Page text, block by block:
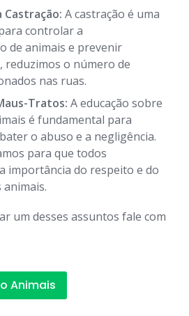
Castração: A castração é uma
controlar a
de animais e prevenir
reduzimos o número de
nas ruas.
Tratos: A educação sobre
é fundamental para
o abuso e a negligência.
para que todos
importância do respeito e do
animais.
um desses assuntos fale com
Animais